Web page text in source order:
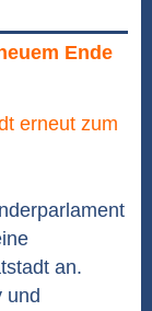
Ende
an.
und